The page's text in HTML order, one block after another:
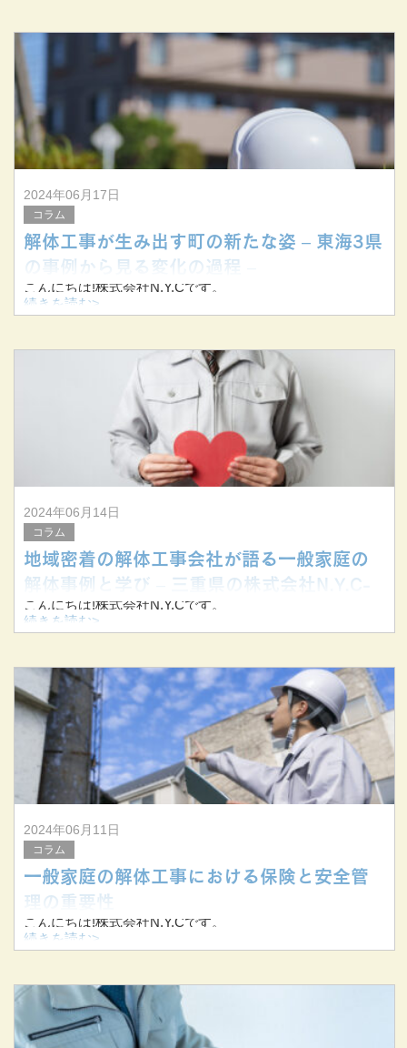
今回は個人宅向け解体工事における解体工事後の処分方法
についてお伝えします。
&nb
2024年06月17日
コラム
解体工事が生み出す町の新たな姿 – 東海3県
の事例から見る変化の過程 –
こんにちは!株式会社N.Y.Cです。
当社は三重県桑名市を拠点に三重県を中心に東海三県で解
今回は解体工事が町に与える影響と変化についてお伝えし
続きを読む>
2024年06月14日
コラム
地域密着の解体工事会社が語る一般家庭の
解体事例と学び – 三重県の株式会社N.Y.C-
こんにちは!株式会社N.Y.Cです。
当社は三重県を中心に東海三県にて解体工事を主に業務を
今回は一般家庭の解体工事における当社の事例と、その過
程で学んだ教訓についてお伝えします。
続きを読む>
2024年06月11日
コラム
一般家庭の解体工事における保険と安全管
理の重要性
こんにちは!株式会社N.Y.Cです。
当社は三重県桑名市を拠点に、三重県を中心に東海三県で
今回は一般家庭の解体工事における保険と安全管理につい
てお伝えします。
続きを読む>